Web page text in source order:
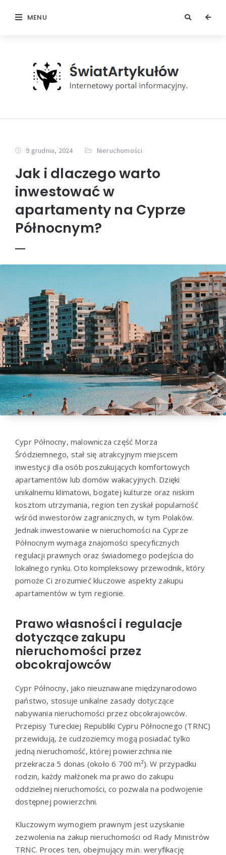
MENU
9 grudnia, 2024 Nieruchomości
Jak i dlaczego warto
inwestować w
apartamenty na Cyprze
Północnym?
Cypr Północny, malownicza część Morza
Śródziemnego, stał się atrakcyjnym miejscem
inwestycji dla osób poszukujących komfortowych
apartamentów lub domów wakacyjnych. Dzięki
unikalnemu klimatowi, bogatej kulturze oraz niskim
kosztom utrzymania, region ten zyskał popularność
wśród inwestorów zagranicznych, w tym Polaków.
Jednak inwestowanie w nieruchomości na Cyprze
Północnym wymaga znajomości specyficznych
regulacji prawnych oraz świadomego podejścia do
lokalnego rynku. Oto kompleksowy przewodnik, który
pomoże Ci zrozumieć kluczowe aspekty zakupu
apartamentów w tym regionie.
Prawo własności i regulacje
dotyczące zakupu
nieruchomości przez
obcokrajowców
Cypr Północny, jako nieuznawane międzynarodowo
państwo, stosuje unikalne zasady dotyczące
nabywania nieruchomości przez obcokrajowców.
Przepisy Tureckiej Republiki Cypru Północnego (TRNC)
przewidują, że cudzoziemcy mogą posiadać tylko
jedną nieruchomość, której powierzchnia nie
przekracza 5 donas (około 6 700 m²). W przypadku
rodzin, każdy małżonek ma prawo do zakupu
oddzielnej nieruchomości, co pozwala na podwojenie
dostępnej powierzchni.
Kluczowym wymogiem prawnym jest uzyskanie
zezwolenia na zakup nieruchomości od Rady Ministrów
TRNC. Proces ten, obejmujący m.in. weryfikację